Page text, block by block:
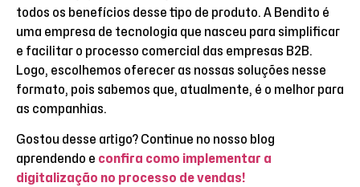
todos os benefícios desse tipo de produto. A Bendito é
uma empresa de tecnologia que nasceu para simplificar
e facilitar o processo comercial das empresas B2B.
Logo, escolhemos oferecer as nossas soluções nesse
formato, pois sabemos que, atualmente, é o melhor para
as companhias.
Gostou desse artigo? Continue no nosso blog
aprendendo e confira como implementar a
digitalização no processo de vendas!